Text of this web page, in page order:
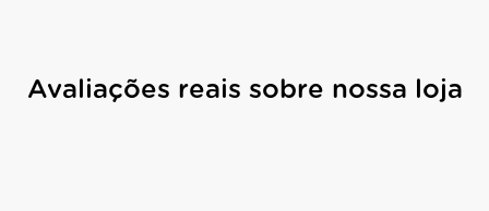
Avaliações reais sobre nossa loja